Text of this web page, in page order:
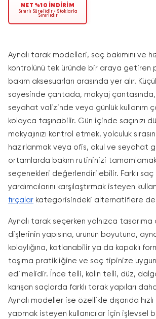
NET %10 İNDİRİM
Sınırlı Sürelidir • Stoklarla
Sınırlıdır
Aynalı tarak modelleri, saç bakımını ve
kontrolünü tek üründe bir araya getiren
bakım aksesuarları arasında yer alır.
sayesinde çantada, makyaj çantasında,
seyahat valizinde veya günlük kullanım
kolayca taşınabilir. Gün içinde saçınızı
makyajınızı kontrol etmek, yolculuk
hazırlanmak veya ofis, okul ve seyahat
ortamlarda bakım rutininizi
seçenekleri değerlendirilebilir. Farklı saç
yardımcılarını karşılaştırmak isteyen
fırçalar kategorisindeki alternatiflere
Aynalı tarak seçerken yalnızca
dişlerinin yapısına, ürünün boyutuna,
kolaylığına, katlanabilir ya da kapaklı
taşıma pratikliğine ve saç tipinize
edilmelidir. İnce telli, kalın telli, düz,
karışan saçlarda farklı tarak yapıları
Aynalı modeller ise özellikle dışarıda
yapmak isteyen kullanıcılar için işlevsel